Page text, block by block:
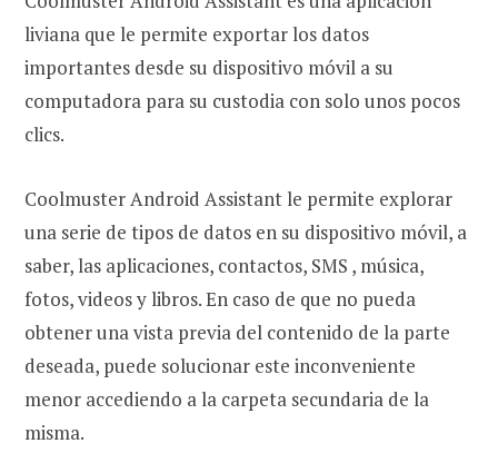
liviana que le permite exportar los datos
importantes desde su dispositivo móvil a su
computadora para su custodia con solo unos pocos
clics.
Coolmuster Android Assistant le permite explorar
una serie de tipos de datos en su dispositivo móvil, a
saber, las aplicaciones, contactos, SMS , música,
fotos, videos y libros. En caso de que no pueda
obtener una vista previa del contenido de la parte
deseada, puede solucionar este inconveniente
menor accediendo a la carpeta secundaria de la
misma.